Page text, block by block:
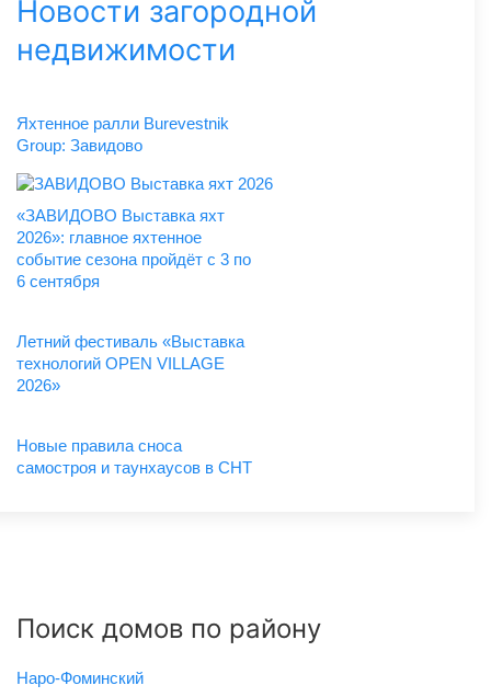
Новости загородной
недвижимости
Яхтенное ралли Burevestnik
Group: Завидово
«ЗАВИДОВО Выставка яхт
2026»: главное яхтенное
событие сезона пройдёт с 3 по
6 сентября
Летний фестиваль «Выставка
технологий OPEN VILLAGE
2026»
Новые правила сноса
самостроя и таунхаусов в СНТ
Поиск домов по району
Наро-Фоминский